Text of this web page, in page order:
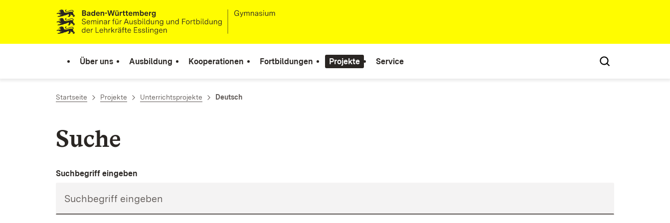
Zum Inhalt springen
Link zur Startseite
Über uns Ausbildung Kooperationen Fortbildungen Projekte Service
Startseite Projekte Unterrichtsprojekte Deutsch
Suche
Suchbegriff eingeben